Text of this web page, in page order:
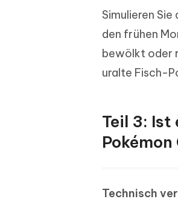
Simulieren
den frühen
bewölkt oder
uralte Fisch-
Teil 3: Ist
Pokémon
Technisch